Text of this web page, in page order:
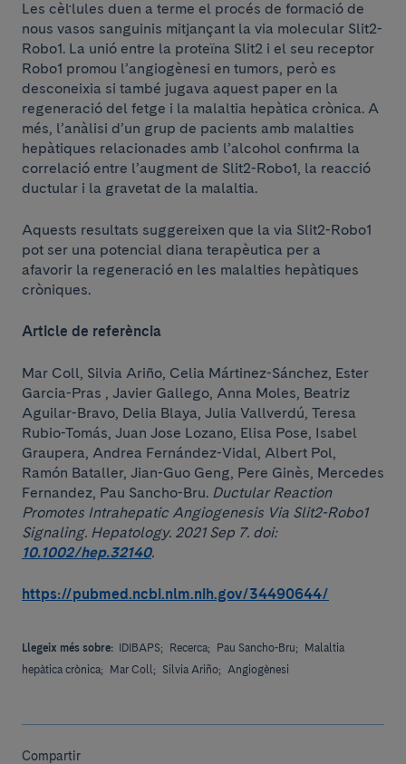
Les cèl·lules duen a terme el procés de formació de
nous vasos sanguinis mitjançant la via molecular Slit2-
Robo1. La unió entre la proteïna Slit2 i el seu receptor
Robo1 promou l’angiogènesi en tumors, però es
desconeixia si també jugava aquest paper en la
regeneració del fetge i la malaltia hepàtica crònica. A
més, l’anàlisi d’un grup de pacients amb malalties
hepàtiques relacionades amb l’alcohol confirma la
correlació entre l’augment de Slit2-Robo1, la reacció
ductular i la gravetat de la malaltia.
Aquests resultats suggereixen que la via Slit2-Robo1
pot ser una potencial diana terapèutica per a
afavorir la regeneració en les malalties hepàtiques
cròniques.
Article de referència
Mar Coll, Silvia Ariño, Celia Mártinez-Sánchez, Ester
Garcia-Pras , Javier Gallego, Anna Moles, Beatriz
Aguilar-Bravo, Delia Blaya, Julia Vallverdú, Teresa
Rubio-Tomás, Juan Jose Lozano, Elisa Pose, Isabel
Graupera, Andrea Fernández-Vidal, Albert Pol,
Ramón Bataller, Jian-Guo Geng, Pere Ginès, Mercedes
Fernandez, Pau Sancho-Bru. Ductular Reaction
Promotes Intrahepatic Angiogenesis Via Slit2-Robo1
Signaling. Hepatology. 2021 Sep 7. doi:
10.1002/hep.32140.
https://pubmed.ncbi.nlm.nih.gov/34490644/
Llegeix més sobre: IDIBAPS; Recerca; Pau Sancho-Bru;
Malaltia
hepàtica crònica;
Mar Coll; Silvia Ariño; Angiogènesi
Compartir